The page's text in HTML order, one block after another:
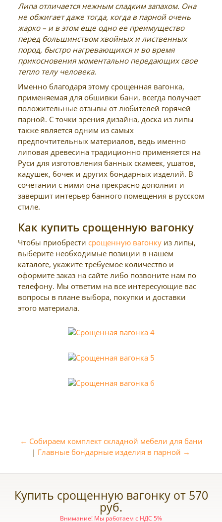
Липа отличается нежным сладким запахом. Она
не обжигает даже тогда, когда в парной очень
жарко – и в этом еще одно ее преимущество
перед большинством хвойных и лиственных
пород, быстро нагревающихся и во время
прикосновения моментально передающих свое
тепло телу человека.
Именно благодаря этому срощенная вагонка,
применяемая для обшивки бани, всегда получает
положительные отзывы от любителей горячей
парной. С точки зрения дизайна, доска из липы
также является одним из самых
предпочтительных материалов, ведь именно
липовая древесина традиционно применяется на
Руси для изготовления банных скамеек, ушатов,
кадушек, бочек и других бондарных изделий. В
сочетании с ними она прекрасно дополнит и
завершит интерьер банного помещения в русском
стиле.
Как купить срощенную вагонку
Чтобы приобрести срощенную вагонку из липы,
выберите необходимые позиции в нашем
каталоге, укажите требуемое количество и
оформите заказ на сайте либо позвоните нам по
телефону. Мы ответим на все интересующие вас
вопросы в плане выбора, покупки и доставки
этого материала.
← Собираем комплект складной мебели для бани
| Главные бондарные изделия в парной →
Купить срощенную вагонку от 570
руб.
Внимание! Мы работаем с НДС 5%